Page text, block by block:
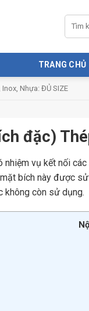
TRANG CHỦ
Nhựa: ĐỦ SIZE
đặc)
nhiệm vụ kết nối
bích này được
không còn sử dụng.